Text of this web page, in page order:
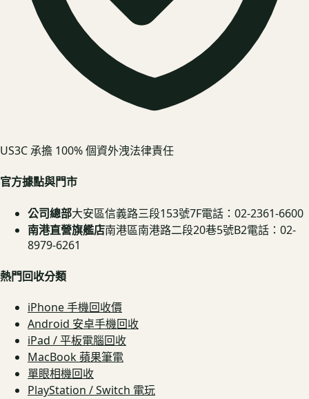
US3C 承擔 100% 個資外洩法律責任
官方據點與門市
公司總部大安區信義路三段153號7F電話：02-2361-6600
南港直營旗艦店南港區南港路二段20巷5號B2電話：02-
8979-6261
熱門回收分類
iPhone 手機回收價
Android 安卓手機回收
iPad / 平板電腦回收
MacBook 蘋果筆電
單眼相機回收
PlayStation / Switch 電玩